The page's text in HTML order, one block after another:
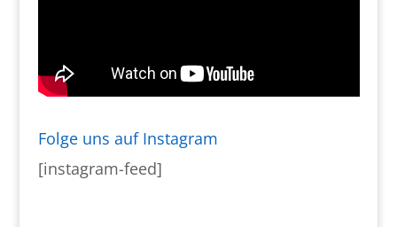
Folge uns auf Instagram
[instagram-feed]